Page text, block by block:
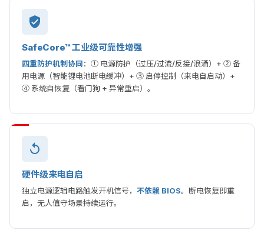
SafeCore™ 工业级可靠性增强
四重防护机制协同：① 电源防护（过压/过流/反接/浪涌）+ ② 备
用电源（智能锂电池断电缓冲）+ ③ 启停控制（来电自启动）+
④ 系统自恢复（看门狗 + 异常重启）。
硬件级来电自启
独立电源逻辑电路触发开机信号， 不依赖 BIOS。断电恢复即重
启，无人值守场景持续运行。